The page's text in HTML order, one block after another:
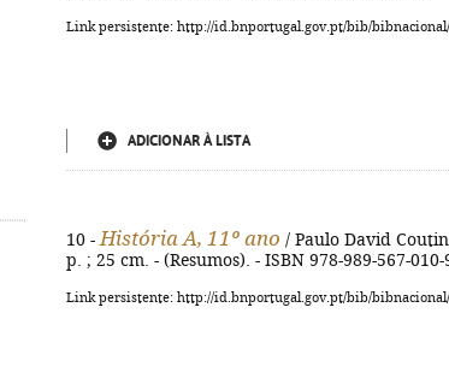
Link persistente: http://id.bnportugal.gov.pt/bib/bibnacional/
ADICIONAR À LISTA
10 - História A, 11º ano / Paulo David
p. ; 25 cm. - (Resumos). - ISBN 978-989-567-010-
Link persistente: http://id.bnportugal.gov.pt/bib/bibnacional/